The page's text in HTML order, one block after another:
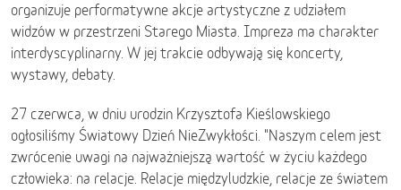
organizuje performatywne akcje artystyczne z udziałem
widzów w przestrzeni Starego Miasta. Impreza ma charakter
interdyscyplinarny. W jej trakcie odbywają się koncerty,
wystawy, debaty.
27 czerwca, w dniu urodzin Krzysztofa Kieślowskiego
ogłosiliśmy Światowy Dzień NieZwykłości. "Naszym celem jest
zwrócenie uwagi na najważniejszą wartość w życiu każdego
człowieka: na relacje. Relacje międzyludzkie, relacje ze światem